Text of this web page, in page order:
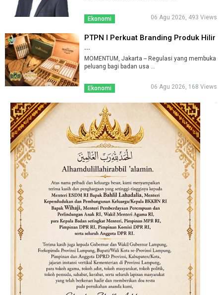
Ekonomi 06 Agu 2026, 493 Views
PTPN I Perkuat Branding Produk Hilir
...
MOMENTUM, Jakarta -- Regulasi yang membuka
peluang bagi badan usa ...
Ekonomi 06 Agu 2026, 168 Views